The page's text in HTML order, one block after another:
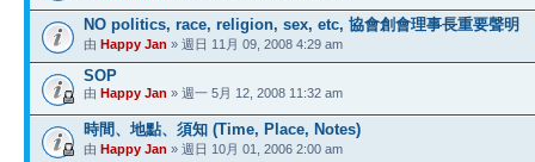
NO politics, race, religion, sex, etc, 協會創會理事長重要聲明
由 Happy Jan » 週日 11月 09, 2008 4:29 am
SOP
由 Happy Jan » 週一 5月 12, 2008 11:32 am
時間、地點、須知 (Time, Place, Notes)
由 Happy Jan » 週日 10月 01, 2006 2:00 am